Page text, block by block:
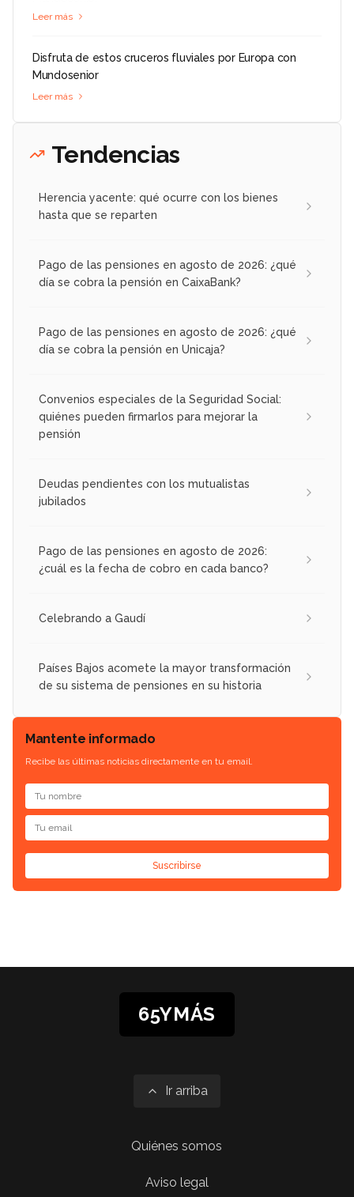
Leer más
Disfruta de estos cruceros fluviales por Europa con
Mundosenior
Leer más
Tendencias
Herencia yacente: qué ocurre con los bienes
hasta que se reparten
Pago de las pensiones en agosto de 2026: ¿qué
día se cobra la pensión en CaixaBank?
Pago de las pensiones en agosto de 2026: ¿qué
día se cobra la pensión en Unicaja?
Convenios especiales de la Seguridad Social:
quiénes pueden firmarlos para mejorar la
pensión
Deudas pendientes con los mutualistas
jubilados
Pago de las pensiones en agosto de 2026:
¿cuál es la fecha de cobro en cada banco?
Celebrando a Gaudí
Países Bajos acomete la mayor transformación
de su sistema de pensiones en su historia
Mantente informado
Recibe las últimas noticias directamente en tu email.
Suscribirse
65YMÁS
Ir arriba
Quiénes somos
Aviso legal